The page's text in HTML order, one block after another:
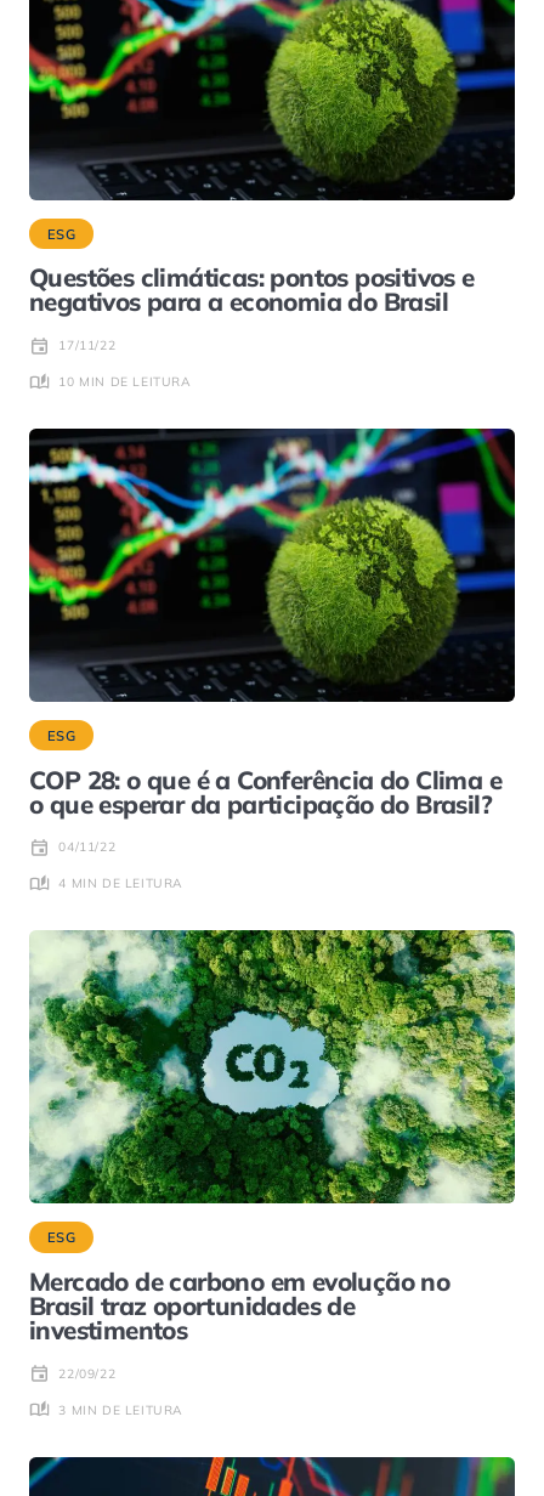
ESG
Questões climáticas: pontos positivos e
negativos para a economia do Brasil
17/11/22
10 MIN DE LEITURA
ESG
COP 28: o que é a Conferência do Clima e
o que esperar da participação do Brasil?
04/11/22
4 MIN DE LEITURA
ESG
Mercado de carbono em evolução no
Brasil traz oportunidades de
investimentos
22/09/22
3 MIN DE LEITURA